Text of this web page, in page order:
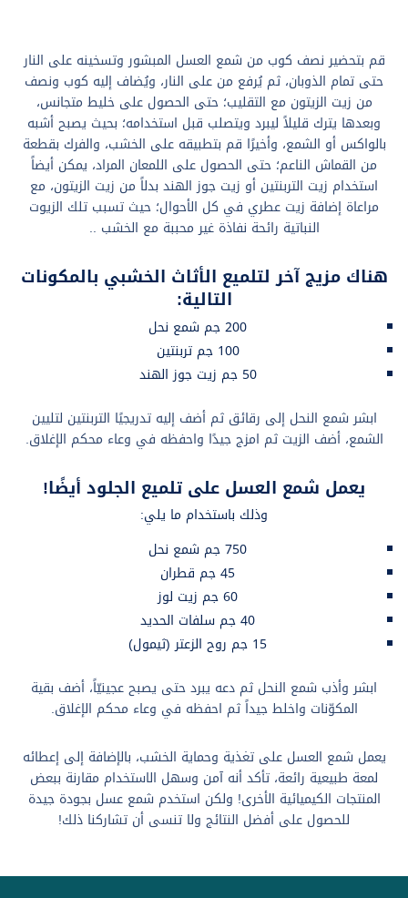
قم بتحضير نصف كوب من شمع العسل المبشور وتسخينه على النار
حتى تمام الذوبان، ثم يُرفع من على النار، ويُضاف إليه كوب ونصف
من زيت الزيتون مع التقليب؛ حتى الحصول على خليط متجانس،
وبعدها يترك قليلاً ليبرد ويتصلب قبل استخدامه؛ بحيث يصبح أشبه
بالواكس أو الشمع، وأخيرًا قم بتطبيقه على الخشب، والفرك بقطعة
من القماش الناعم؛ حتى الحصول على اللمعان المراد، يمكن أيضاً
استخدام زيت التربنتين أو زيت جوز الهند بدلاً من زيت الزيتون، مع
مراعاة إضافة زيت عطري في كل الأحوال؛ حيث تسبب تلك الزيوت
النباتية رائحة نفاذة غير محببة مع الخشب ..
هناك مزيج آخر لتلميع الأثاث الخشبي بالمكونات
التالية:
200 جم شمع نحل
100 جم تربنتين
50 جم زيت جوز الهند
ابشر شمع النحل إلى رقائق ثم أضف إليه تدريجيًا التربنتين لتليين
الشمع، أضف الزيت ثم امزج جيدًا واحفظه في وعاء محكم الإغلاق.
يعمل شمع العسل على تلميع الجلود أيضًا!
وذلك باستخدام ما يلي:
750 جم شمع نحل
45 جم قطران
60 جم زيت لوز
40 جم سلفات الحديد
15 جم روح الزعتر (ثيمول)
ابشر وأذب شمع النحل ثم دعه يبرد حتى يصبح عجينيّاً، أضف بقية
المكوّنات واخلط جيداً ثم احفظه في وعاء محكم الإغلاق.
يعمل شمع العسل على تغذية وحماية الخشب، بالإضافة إلى إعطائه
لمعة طبيعية رائعة، تأكد أنه آمن وسهل الاستخدام مقارنة ببعض
المنتجات الكيميائية الأخرى! ولكن استخدم شمع عسل بجودة جيدة
للحصول على أفضل النتائج ولا تنسى أن تشاركنا ذلك!